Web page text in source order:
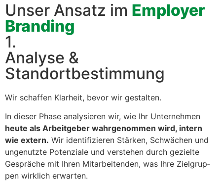
Unser Ansatz im Employer
Branding
1.
Analyse &
Standortbestimmung
Wir schaf­fen Klarheit, bevor wir gestal­ten.
In dieser Phase analysieren wir, wie Ihr Unternehmen
heute als Arbeit­ge­ber wahrgenom­men wird, intern
wie extern. Wir iden­ti­fizieren Stärken, Schwächen und
ungenutzte Poten­ziale und ver­ste­hen durch gezielte
Gespräche mit Ihren Mitar­bei­t­en­den, was Ihre Ziel­grup­
pen wirk­lich erwarten.